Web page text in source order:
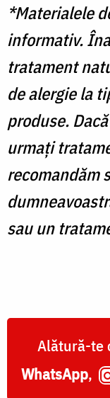
*Materialele
informativ.
tratament
de alergie la
produse.
urmați
recomandăm
sau un
Alătură-te
WhatsApp,